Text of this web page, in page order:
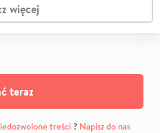
więcej
teraz
treści? Napisz do nas